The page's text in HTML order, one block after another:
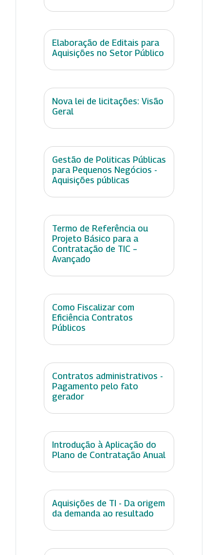
Elaboração de Editais para
Aquisições no Setor Público
Nova lei de licitações: Visão
Geral
Gestão de Politicas Públicas
para Pequenos Negócios -
Aquisições públicas
Termo de Referência ou
Projeto Básico para a
Contratação de TIC –
Avançado
Como Fiscalizar com
Eficiência Contratos
Públicos
Contratos administrativos -
Pagamento pelo fato
gerador
Introdução à Aplicação do
Plano de Contratação Anual
Aquisições de TI - Da origem
da demanda ao resultado